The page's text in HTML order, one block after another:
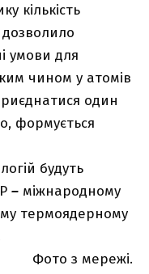
кількість
умови для
чином у атомів
один
формується
будуть
– міжнародному
термоядерному
Фото з мережі.